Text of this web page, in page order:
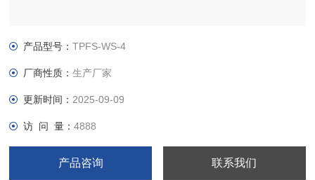
产品型号：TPFS-WS-4
厂商性质：生产厂家
更新时间： 2025-09-09
访 问 量：4888
产品咨询 联系我们